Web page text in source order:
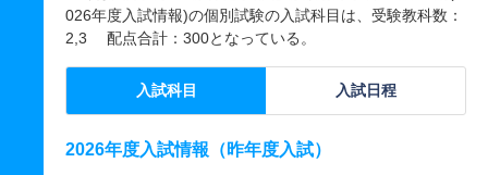
026年度入試情報)の個別試験の入試科目は、受験教科数：
2,3 配点合計：300となっている。
入試科目 入試日程
2026年度入試情報（昨年度入試）